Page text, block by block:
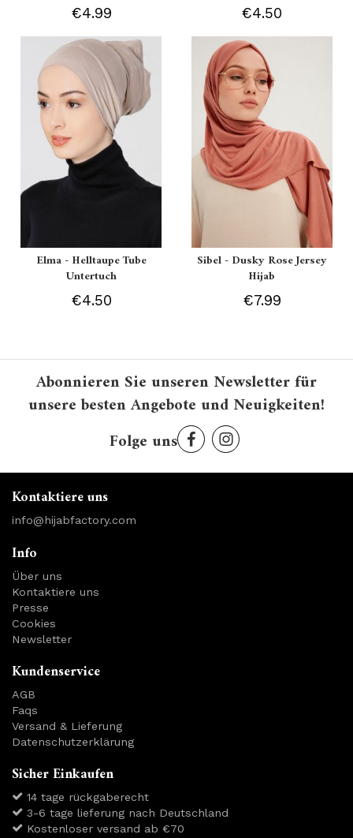
€4.99 €4.50
Elma - Helltaupe Tube
Untertuch
€4.50
Sibel - Dusky Rose Jersey
Hijab
€7.99
Abonnieren Sie unseren Newsletter für
unsere besten Angebote und Neuigkeiten!
Folge uns
Kontaktiere uns
info@hijabfactory.com
Info
Über uns
Kontaktiere uns
Presse
Cookies
Newsletter
Kundenservice
AGB
Faqs
Versand & Lieferung
Datenschutzerklärung
Sicher Einkaufen
14 tage rückgaberecht
3-6 tage lieferung nach Deutschland
Kostenloser versand ab €70